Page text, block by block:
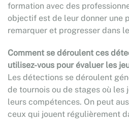
formation avec des
objectif est de leur donner une
remarquer et progresser dans
Comment se déroulent ces
utilisez-vous pour évaluer les
Les détections se déroulent
de tournois ou de stages où les
leurs compétences. On peut
ceux qui jouent régulièrement